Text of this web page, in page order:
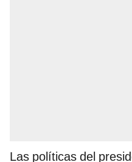
Las políticas del